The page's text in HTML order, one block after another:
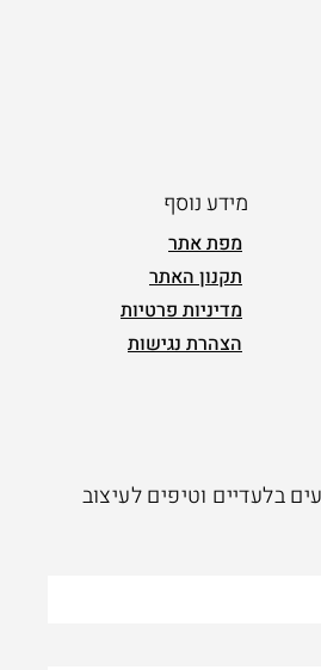
מידע נוסף
מפת אתר
תקנון האתר
מדיניות פרטיות
הצהרת נגישות
בלעדיים וטיפים לעיצוב